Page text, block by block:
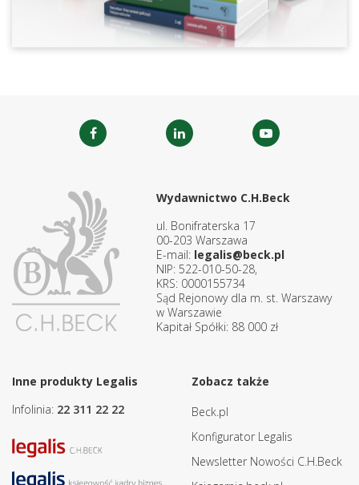
Wydawnictwo C.H.Beck
ul. Bonifraterska 17
00-203 Warszawa
E-mail: legalis@beck.pl
NIP: 522-010-50-28,
KRS: 0000155734
Sąd Rejonowy dla m. st. Warszawy
w Warszawie
Kapitał Spółki: 88 000 zł
Inne produkty Legalis
Infolinia: 22 311 22 22
Zobacz także
Beck.pl
Konfigurator Legalis
Newsletter Nowości C.H.Beck